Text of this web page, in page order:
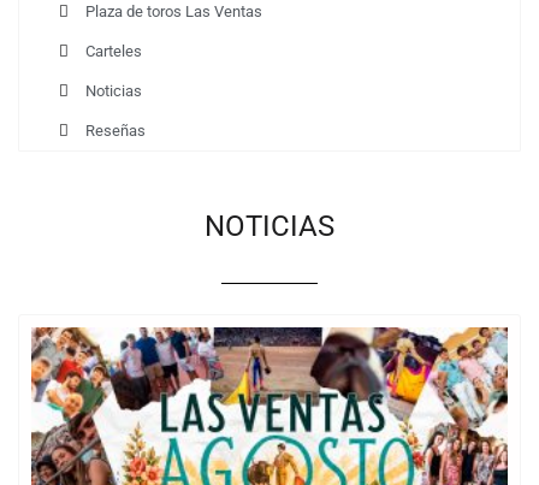
Plaza de toros Las Ventas
Carteles
Noticias
Reseñas
NOTICIAS